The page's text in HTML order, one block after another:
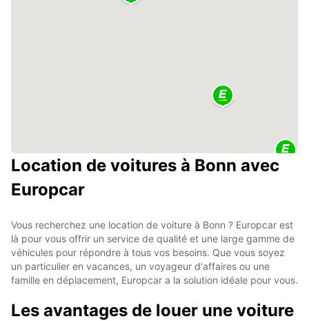
Location de voitures à Bonn avec
Europcar
Vous recherchez une location de voiture à Bonn ? Europcar est
là pour vous offrir un service de qualité et une large gamme de
véhicules pour répondre à tous vos besoins. Que vous soyez
un particulier en vacances, un voyageur d'affaires ou une
famille en déplacement, Europcar a la solution idéale pour vous.
Les avantages de louer une voiture